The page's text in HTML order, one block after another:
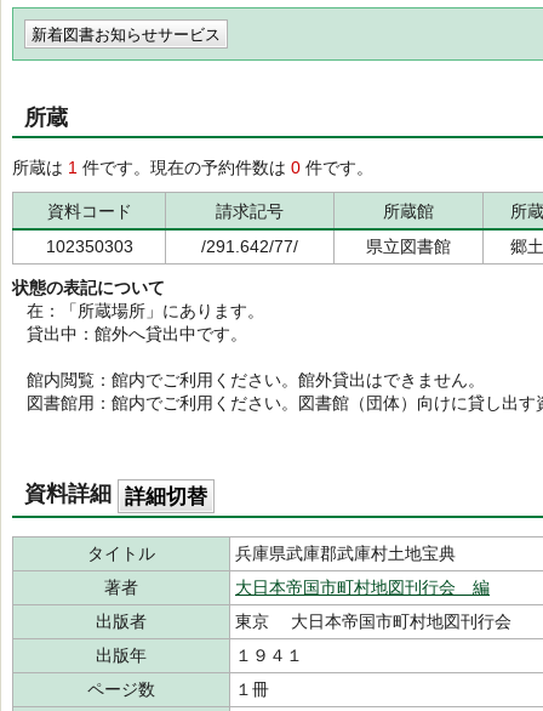
新着図書お知らせサービス
所蔵
所蔵は 1 件です。現在の予約件数は 0 件です。
資料コード 請求記号 所蔵館
所
102350303
/291.642/77/ 県立図書館 郷
状態の表記について
在：「所蔵場所」にあります。
貸出中：館外へ貸出中です。
館内閲覧：館内でご利用ください。館外貸出はできません。
図書館用：館内でご利用ください。図書館（団体）向けに貸し出す
資料詳細 詳細切替
タイトル
兵庫県武庫郡武庫村土地宝典
著者
大日本帝国市町村地図刊行会 編
出版者
東京 大日本帝国市町村地図刊行会
出版年
１９４１
ページ数
１冊